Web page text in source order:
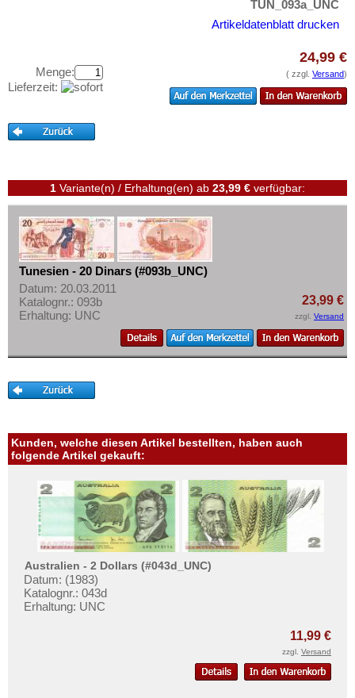
Aufbewahrung
Ihre Bewertungen
Informationen
Preislisten
Ankauf
Erhaltungsgrade
Gratisbanknoten
FAQ
Mehr über...
Zahlungsbedingungen
Widerrufsbelehrung
Liefer- und Versandkosten
AGB
Impressum
TUN_093a_UNC
Artikeldatenblatt drucken
Menge:
Lieferzeit:
24,99 €
( zzgl. Versand)
1 Variante(n) / Erhaltung(en) ab 23,99 € verfügbar:
Tunesien - 20 Dinars (#093b_UNC)
Datum: 20.03.2011
Katalognr.: 093b
Erhaltung: UNC
23,99 €
zzgl. Versand
Kunden, welche diesen Artikel bestellten, haben auch
folgende Artikel gekauft:
Australien - 2 Dollars (#043d_UNC)
Datum: (1983)
Katalognr.: 043d
Erhaltung: UNC
11,99 €
zzgl. Versand